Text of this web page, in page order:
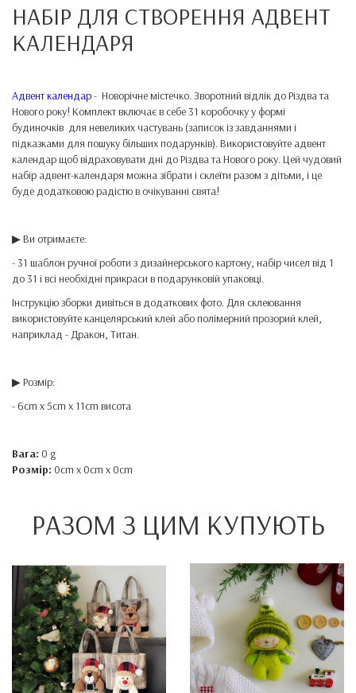
НАБІР ДЛЯ СТВОРЕННЯ АДВЕНТ
КАЛЕНДАРЯ
Адвент календар- Новорічне містечко. Зворотний відлік до Різдва та
Нового року! Комплект включає в себе 31 коробочку у формі
будиночків для невеликих частувань (записок із завданнями і
підказками для пошуку більших подарунків). Використовуйте адвент
календар щоб відраховувати дні до Різдва та Нового року. Цей чудовий
набір адвент-календаря можна зібрати і склеїти разом з дітьми, і це
буде додатковою радістю в очікуванні свята!
▶ Ви отримаєте:
- 31 шаблон ручної роботи з дизайнерського картону, набір чисел від 1
до 31 і всі необхідні прикраси в подарунковій упаковці.
Інструкцію зборки дивіться в додаткових фото. Для склеювання
використовуйте канцелярський клей або полімерний прозорий клей,
наприклад - Дракон, Титан.
▶ Розмір:
- 6cm x 5cm x 11cm висота
Вага: 0 g
Розмір: 0cm x 0cm x 0cm
РАЗОМ З ЦИМ КУПУЮТЬ